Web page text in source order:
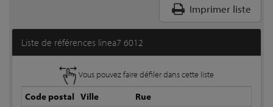
Imprimer liste
Liste de références linea7 6012
Vous pouvez faire défiler dans cette liste
Code postal Ville
Rue